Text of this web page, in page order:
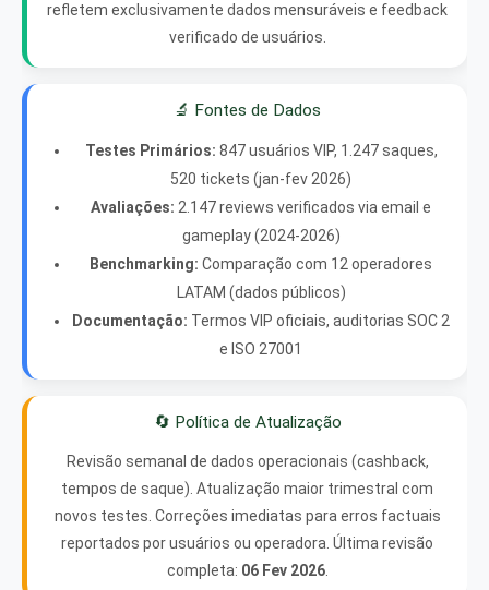
refletem exclusivamente dados mensuráveis e feedback
verificado de usuários.
🔬 Fontes de Dados
Testes Primários: 847 usuários VIP, 1.247 saques,
520 tickets (jan-fev 2026)
Avaliações: 2.147 reviews verificados via email e
gameplay (2024-2026)
Benchmarking: Comparação com 12 operadores
LATAM (dados públicos)
Documentação: Termos VIP oficiais, auditorias SOC 2
e ISO 27001
🔄 Política de Atualização
Revisão semanal de dados operacionais (cashback,
tempos de saque). Atualização maior trimestral com
novos testes. Correções imediatas para erros factuais
reportados por usuários ou operadora. Última revisão
completa: 06 Fev 2026.